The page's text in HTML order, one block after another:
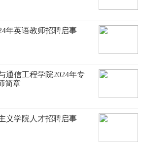
年英语教师招聘启事
通信工程学院2024年专
简章
义学院人才招聘启事